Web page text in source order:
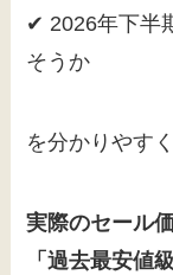
✔ 2026年下半
そうか
を分かりやす
実際のセール
「過去最安値級